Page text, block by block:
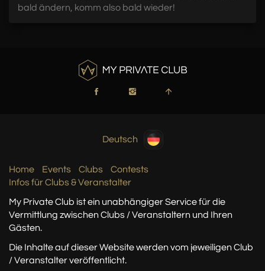
bald ändern, komm also bald wieder!
Deutsch
Home Events Clubs
Contests
Infos für Clubs & Veranstalter
My Private Club ist ein unabhängiger Servicefür die
Vermittlung zwischen Clubs / Veranstaltern und Ihren
Gästen.
Die Inhalte auf dieser Website werden vom jeweiligen Club
/ Veranstalter veröffentlicht.